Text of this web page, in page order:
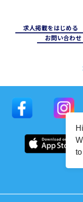
求⼈掲載をはじめる
お問い合わせ